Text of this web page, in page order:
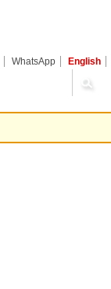
WhatsApp English